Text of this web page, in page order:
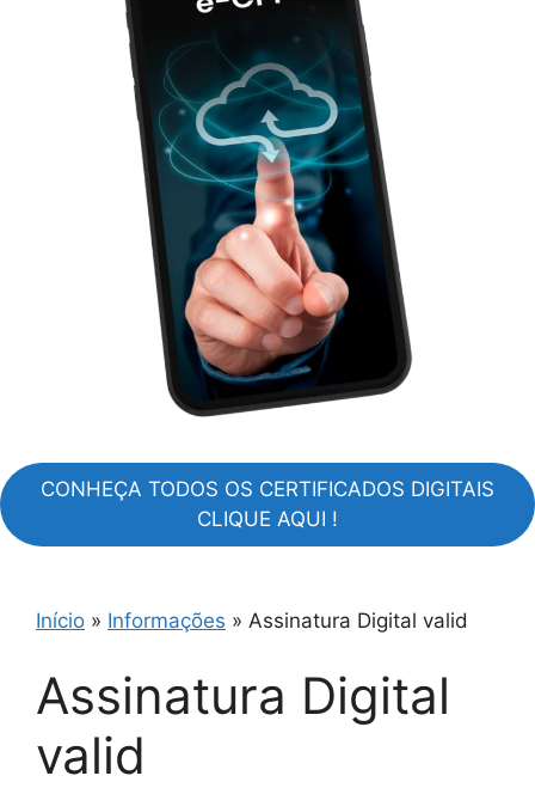
CONHEÇA TODOS OS CERTIFICADOS DIGITAIS
CLIQUE AQUI !
Início » Informações » Assinatura Digital valid
Assinatura Digital
valid